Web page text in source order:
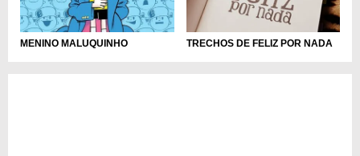
MENINO MALUQUINHO TRECHOS DE FELIZ POR NADA